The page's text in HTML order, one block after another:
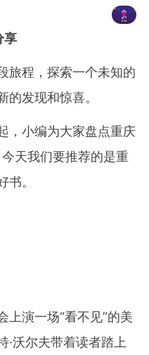
享
旅程，探索一个未知的
发现和惊喜。
，小编为大家盘点重庆
天我们要推荐的是重
。
上演一场“看不见”的美
·沃尔夫带着读者踏上